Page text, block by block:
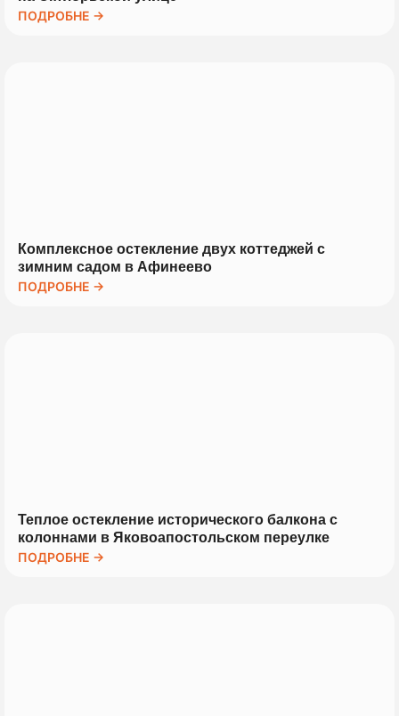
ПОДРОБНЕ →
Комплексное остекление двух коттеджей с
зимним садом в Афинеево
ПОДРОБНЕ →
Теплое остекление исторического балкона с
колоннами в Яковоапостольском переулке
ПОДРОБНЕ →